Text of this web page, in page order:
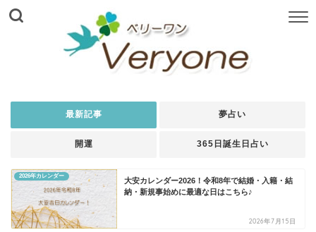
最新記事 夢占い
開運 365日誕生日占い
2026年カレンダー
大安カレンダー2026！令和8年で結婚・入籍・結
納・新規事始めに最適な日はこちら♪
2026年7月15日